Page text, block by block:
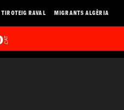
TIROTEIG RAVAL MIGRANTS ALGÈRIA